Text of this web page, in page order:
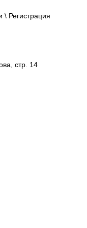
\ Регистрация
стр. 14